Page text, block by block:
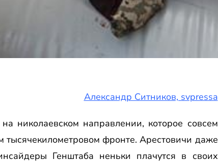
Александр Ситников, svpressa
николаевском направлении, которое совсем
фронте. Арестовичи даже
Генштаба неньки плачутся в своих